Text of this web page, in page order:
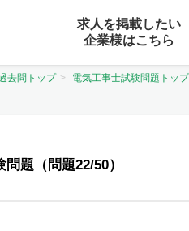
求人を掲載したい
企業様はこちら
去問トップ 電気工事士試験問題トップ
題（問題22/50）